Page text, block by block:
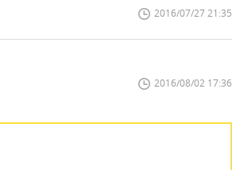
2016/07/27 21:35
2016/08/02 17:36